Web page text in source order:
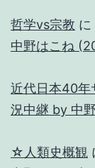
哲学vs宗教 に
中野はこね
近代日本40年
況中継 by 中
☆人類史概観